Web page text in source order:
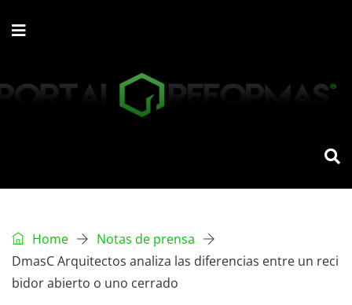
Home
Notas de prensa
DmasC Arquitectos analiza las diferencias entre un reci
bidor abierto o uno cerrado